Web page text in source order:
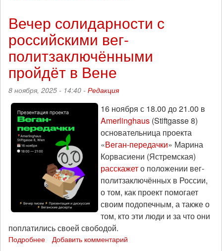
с
вег-
политзаключёнными
из
России
пройдёт
Кишинёве
Вечер солидарности с
российскими вег-
политзаключёнными
пройдёт в Вене
8 ноября, 2025 - 14:40 - Редакция
16 ноября с 18.00 до 21.00 в
Amerlinghaus (Stiftgasse 8)
основательница проекта
«Веган-передачки» Марина
Корвасиени (Ястремская)
расскажето положении вег-
политзаключённых в России,
о том, как проект помогает
своим подопечным, а также о
том, кто эти люди и за что они
поплатились своей свободой.
Подробнее Добавить комментарий